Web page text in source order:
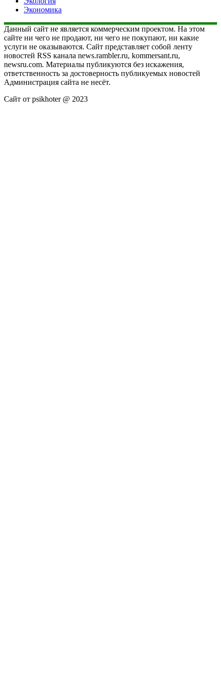
Экономика
Данный сайт не является коммерческим проектом. На этом
сайте ни чего не продают, ни чего не покупают, ни какие
услуги не оказываются. Сайт представляет собой ленту
новостей RSS канала news.rambler.ru, kommersant.ru,
newsru.com. Материалы публикуются без искажения,
ответственность за достоверность публикуемых новостей
Администрация сайта не несёт.
Сайт от psikhoter @ 2023